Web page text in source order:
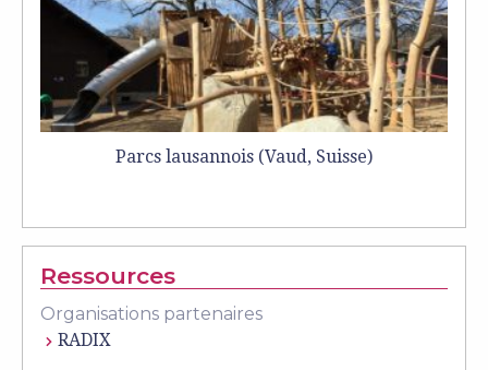
Parcs lausannois (Vaud, Suisse)
Ressources
Organisations partenaires
RADIX